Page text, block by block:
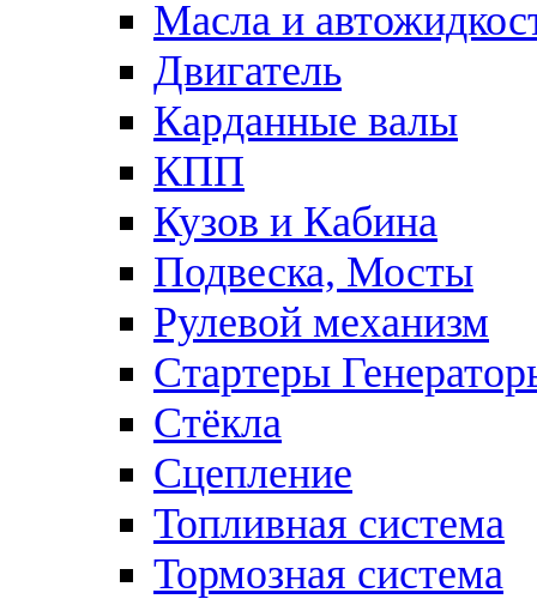
Масла и
Двигатель
Карданные валы
КПП
Кузов и Кабина
Подвеска, Мосты
Рулевой механизм
Стартеры
Стёкла
Сцепление
Топливная система
Тормозная система